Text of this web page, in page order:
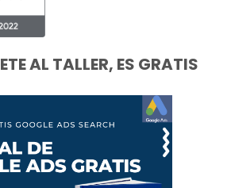
AL TALLER, ES GRATIS